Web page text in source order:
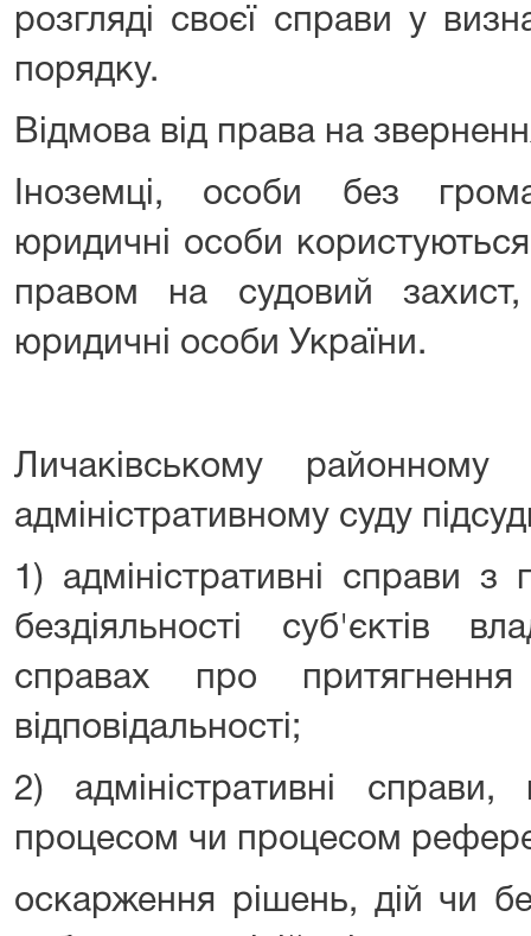
розгляді своєї справи у
порядку.
Відмова від права на
Іноземці, особи без
юридичні особи
правом на судовий
юридичні особи України.
Личаківському
адміністративному суду
1) адміністративні справи
бездіяльності суб'єктів
справах про притягнення
відповідальності;
2) адміністративні
процесом чи процесом
оскарження рішень, дій чи